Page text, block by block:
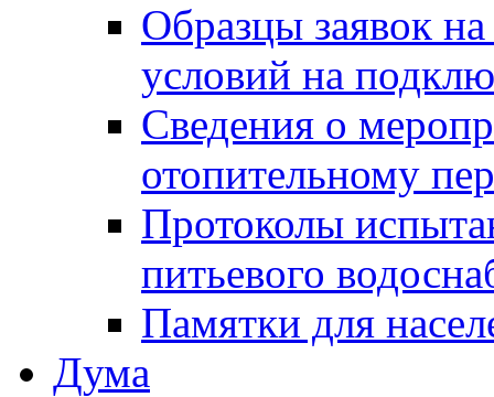
Образцы заявок
условий на
Сведения о
отопительному
Протоколы
питьевого
Памятки для
Дума